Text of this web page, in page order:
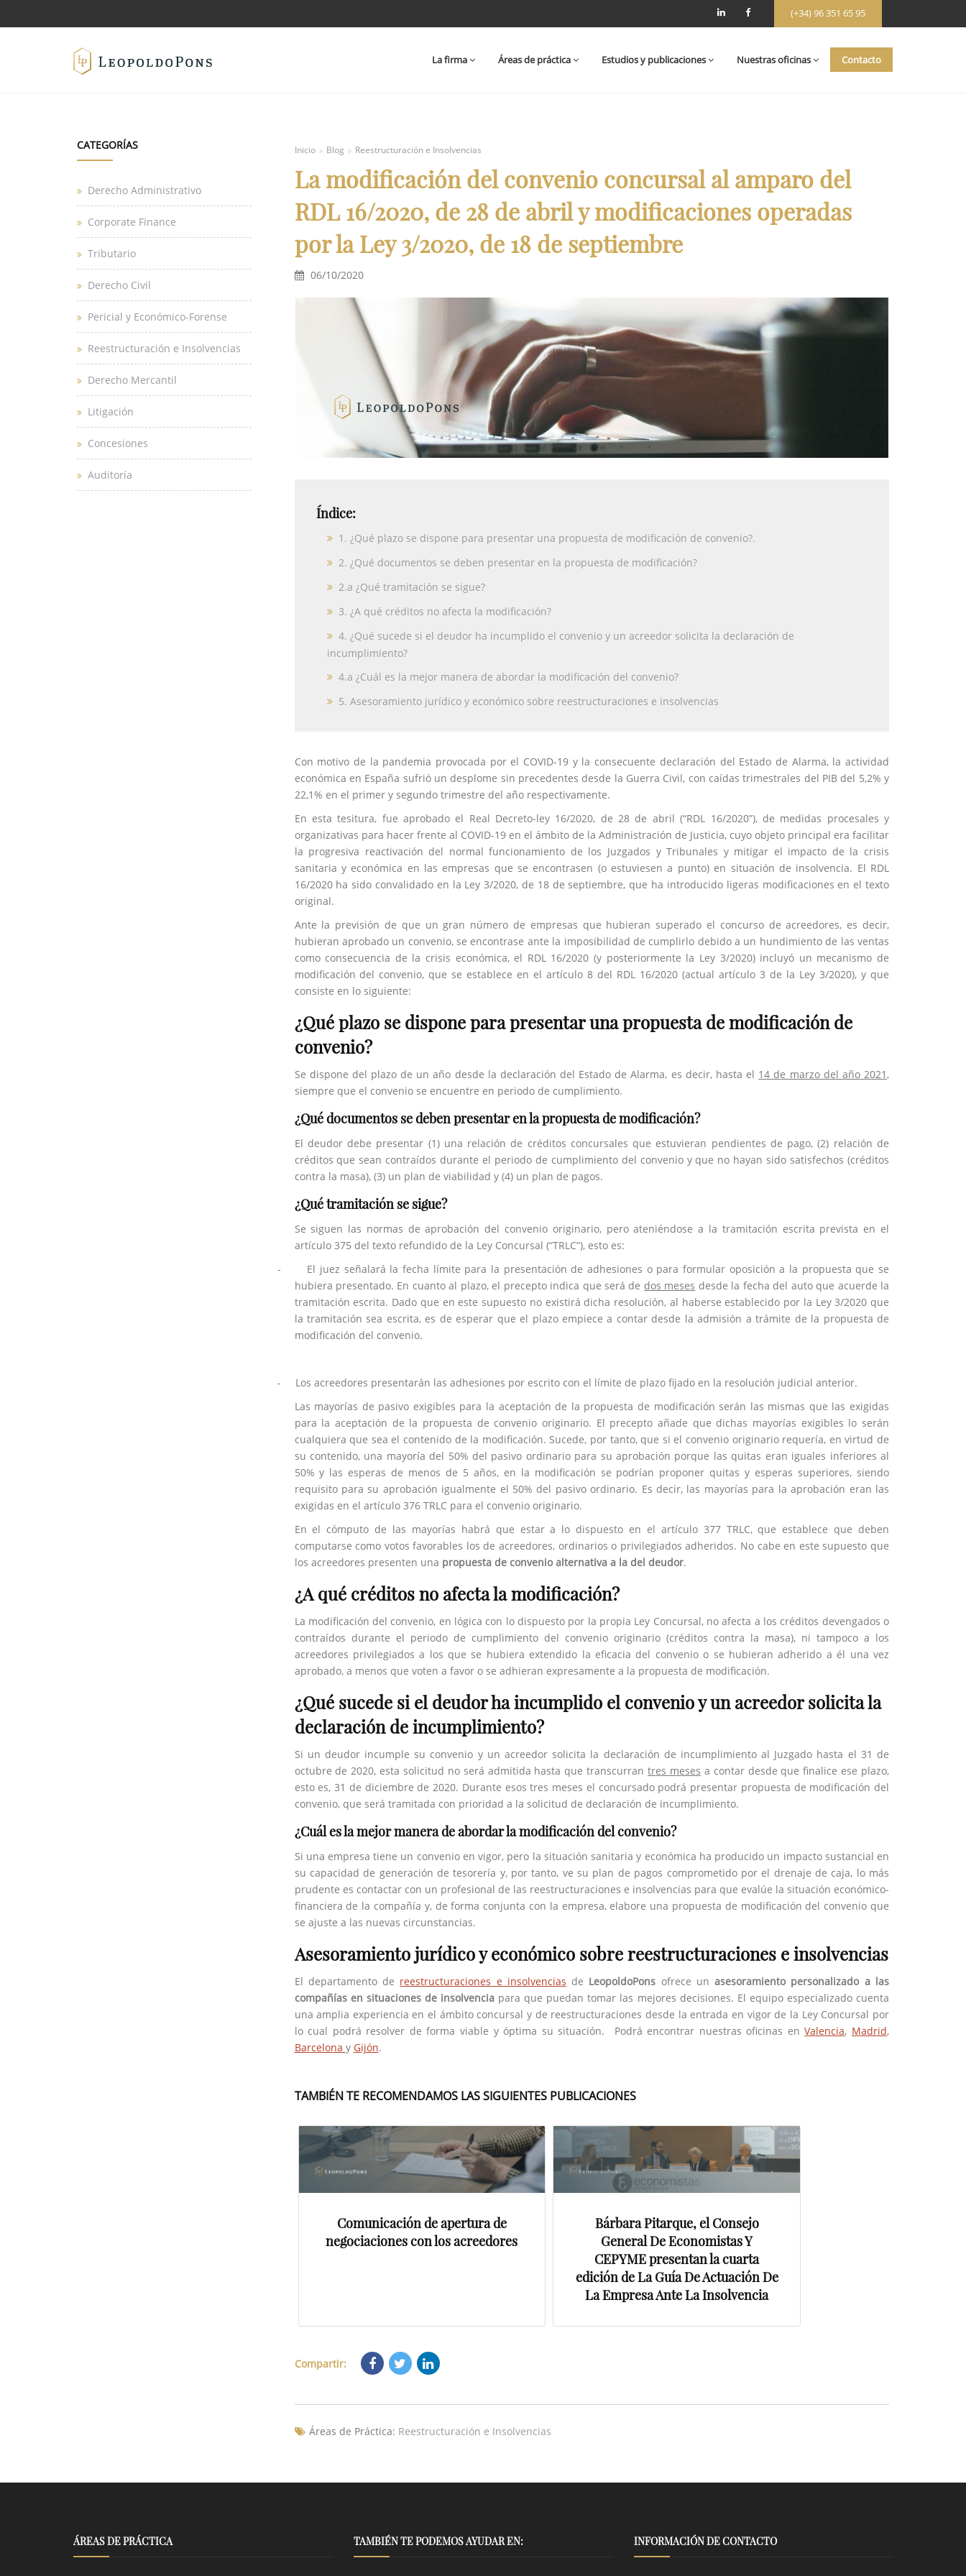
(+34) 96 351 65 95
La firma Áreas de práctica Estudios y publicaciones Nuestras oficinas Contacto
Inicio Blog Reestructuración e Insolvencias
La modificación del convenio concursal al amparo del
RDL 16/2020, de 28 de abril y modificaciones operadas
por la Ley 3/2020, de 18 de septiembre
06/10/2020
Índice:
1. ¿Qué plazo se dispone para presentar una propuesta de modificación de convenio?.
2. ¿Qué documentos se deben presentar en la propuesta de modificación?
2.a ¿Qué tramitación se sigue?
3. ¿A qué créditos no afecta la modificación?
4. ¿Qué sucede si el deudor ha incumplido el convenio y un acreedor solicita la declaración de
incumplimiento?
4.a ¿Cuál es la mejor manera de abordar la modificación del convenio?
5. Asesoramiento jurídico y económico sobre reestructuraciones e insolvencias
Con motivo de la pandemia provocada por el COVID-19 y la consecuente declaración del Estado de Alarma, la actividad
económica en España sufrió un desplome sin precedentes desde la Guerra Civil, con caídas trimestrales del PIB del 5,2% y
22,1% en el primer y segundo trimestre del año respectivamente.
En esta tesitura, fue aprobado el Real Decreto-ley 16/2020, de 28 de abril (“RDL 16/2020”), de medidas procesales y
organizativas para hacer frente al COVID-19 en el ámbito de la Administración de Justicia, cuyo objeto principal era facilitar
la progresiva reactivación del normal funcionamiento de los Juzgados y Tribunales y mitigar el impacto de la crisis
sanitaria y económica en las empresas que se encontrasen (o estuviesen a punto) en situación de insolvencia. El RDL
16/2020 ha sido convalidado en la Ley 3/2020, de 18 de septiembre, que ha introducido ligeras modificaciones en el texto
original.
Ante la previsión de que un gran número de empresas que hubieran superado el concurso de acreedores, es decir,
hubieran aprobado un convenio, se encontrase ante la imposibilidad de cumplirlo debido a un hundimiento de las ventas
como consecuencia de la crisis económica, el RDL 16/2020 (y posteriormente la Ley 3/2020) incluyó un mecanismo de
modificación del convenio, que se establece en el artículo 8 del RDL 16/2020 (actual artículo 3 de la Ley 3/2020), y que
consiste en lo siguiente:
¿Qué plazo se dispone para presentar una propuesta de modificación de
convenio?
Se dispone del plazo de un año desde la declaración del Estado de Alarma, es decir, hasta el 14 de marzo del año 2021 ,
siempre que el convenio se encuentre en periodo de cumplimiento.
¿Qué documentos se deben presentar en la propuesta de modificación?
El deudor debe presentar (1) una relación de créditos concursales que estuvieran pendientes de pago, (2) relación de
créditos que sean contraídos durante el periodo de cumplimiento del convenio y que no hayan sido satisfechos (créditos
contra la masa), (3) un plan de viabilidad y (4) un plan de pagos.
¿Qué tramitación se sigue?
Se siguen las normas de aprobación del convenio originario, pero ateniéndose a la tramitación escrita prevista en el
artículo 375 del texto refundido de la Ley Concursal (“TRLC”), esto es:
-
El juez señalará la fecha límite para la presentación de adhesiones o para formular oposición a la propuesta que se
hubiera presentado. En cuanto al plazo, el precepto indica que será de dos meses desde la fecha del auto que acuerde la
tramitación escrita. Dado que en este supuesto no existirá dicha resolución, al haberse establecido por la Ley 3/2020 que
la tramitación sea escrita, es de esperar que el plazo empiece a contar desde la admisión a trámite de la propuesta de
modificación del convenio.
-
Los acreedores presentarán las adhesiones por escrito con el límite de plazo fijado en la resolución judicial anterior.
Las mayorías de pasivo exigibles para la aceptación de la propuesta de modificación serán las mismas que las exigidas
para la aceptación de la propuesta de convenio originario. El precepto añade que dichas mayorías exigibles lo serán
cualquiera que sea el contenido de la modificación. Sucede, por tanto, que si el convenio originario requería, en virtud de
su contenido, una mayoría del 50% del pasivo ordinario para su aprobación porque las quitas eran iguales inferiores al
50% y las esperas de menos de 5 años, en la modificación se podrían proponer quitas y esperas superiores, siendo
requisito para su aprobación igualmente el 50% del pasivo ordinario. Es decir, las mayorías para la aprobación eran las
exigidas en el artículo 376 TRLC para el convenio originario.
En el cómputo de las mayorías habrá que estar a lo dispuesto en el artículo 377 TRLC, que establece que deben
computarse como votos favorables los de acreedores, ordinarios o privilegiados adheridos. No cabe en este supuesto que
los acreedores presenten una propuesta de convenio alternativa a la del deudor.
¿A qué créditos no afecta la modificación?
La modificación del convenio, en lógica con lo dispuesto por la propia Ley Concursal, no afecta a los créditos devengados o
contraídos durante el periodo de cumplimiento del convenio originario (créditos contra la masa), ni tampoco a los
acreedores privilegiados a los que se hubiera extendido la eficacia del convenio o se hubieran adherido a él una vez
aprobado, a menos que voten a favor o se adhieran expresamente a la propuesta de modificación.
¿Qué sucede si el deudor ha incumplido el convenio y un acreedor solicita la
declaración de incumplimiento?
Si un deudor incumple su convenio y un acreedor solicita la declaración de incumplimiento al Juzgado hasta el 31 de
octubre de 2020, esta solicitud no será admitida hasta que transcurrantres meses a contar desde que finalice ese plazo,
esto es, 31 de diciembre de 2020. Durante esos tres meses el concursado podrá presentar propuesta de modificación del
convenio, que será tramitada con prioridad a la solicitud de declaración de incumplimiento.
¿Cuál es la mejor manera de abordar la modificación del convenio?
Si una empresa tiene un convenio en vigor, pero la situación sanitaria y económica ha producido un impacto sustancial en
su capacidad de generación de tesorería y, por tanto, ve su plan de pagos comprometido por el drenaje de caja, lo más
prudente es contactar con un profesional de las reestructuraciones e insolvencias para que evalúe la situación económico-
financiera de la compañía y, de forma conjunta con la empresa, elabore una propuesta de modificación del convenio que
se ajuste a las nuevas circunstancias.
Asesoramiento jurídico y económico sobre reestructuraciones e insolvencias
El departamento de reestructuraciones e insolvencias de LeopoldoPons ofrece unasesoramiento personalizado a las
compañías en situaciones de insolvenciapara que puedan tomar las mejores decisiones. El equipo especializado cuenta
una amplia experiencia en el ámbito concursal y de reestructuraciones desde la entrada en vigor de la Ley Concursal por
lo cual podrá resolver de forma viable y óptima su situación. Podrá encontrar nuestras oficinas enValencia, Madrid,
Barcelona y Gijón.
TAMBIÉN TE RECOMENDAMOS LAS SIGUIENTES PUBLICACIONES
Comunicación de apertura de
negociaciones con los acreedores
Bárbara Pitarque, el Consejo
General De Economistas Y
CEPYME presentan la cuarta
edición de La Guía De Actuación De
La Empresa Ante La Insolvencia
Compartir:
Áreas de Práctica: Reestructuración e Insolvencias
CATEGORÍAS
Derecho Administrativo
Corporate Finance
Tributario
Derecho Civil
Pericial y Económico-Forense
Reestructuración e Insolvencias
Derecho Mercantil
Litigación
Concesiones
Auditoría
ÁREAS DE PRÁCTICA TAMBIÉN TE PODEMOS AYUDAR EN: INFORMACIÓN DE CONTACTO